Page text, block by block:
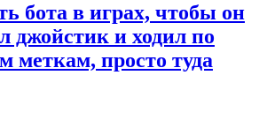
бота в играх, чтобы он
джойстик и ходил по
меткам, просто туда